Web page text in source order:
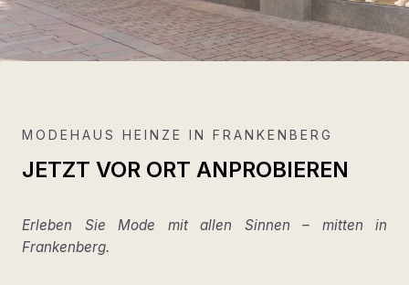
MODEHAUS HEINZE IN FRANKENBERG
JETZT VOR ORT ANPROBIEREN
Erleben Sie Mode mit allen Sinnen – mitten in
Frankenberg.